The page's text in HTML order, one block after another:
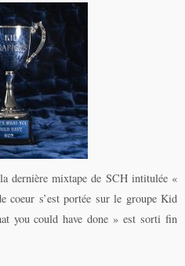
dernière mixtape de SCH intitulée «
coeur s’est portée sur le groupe Kid
you could have done » est sorti fin